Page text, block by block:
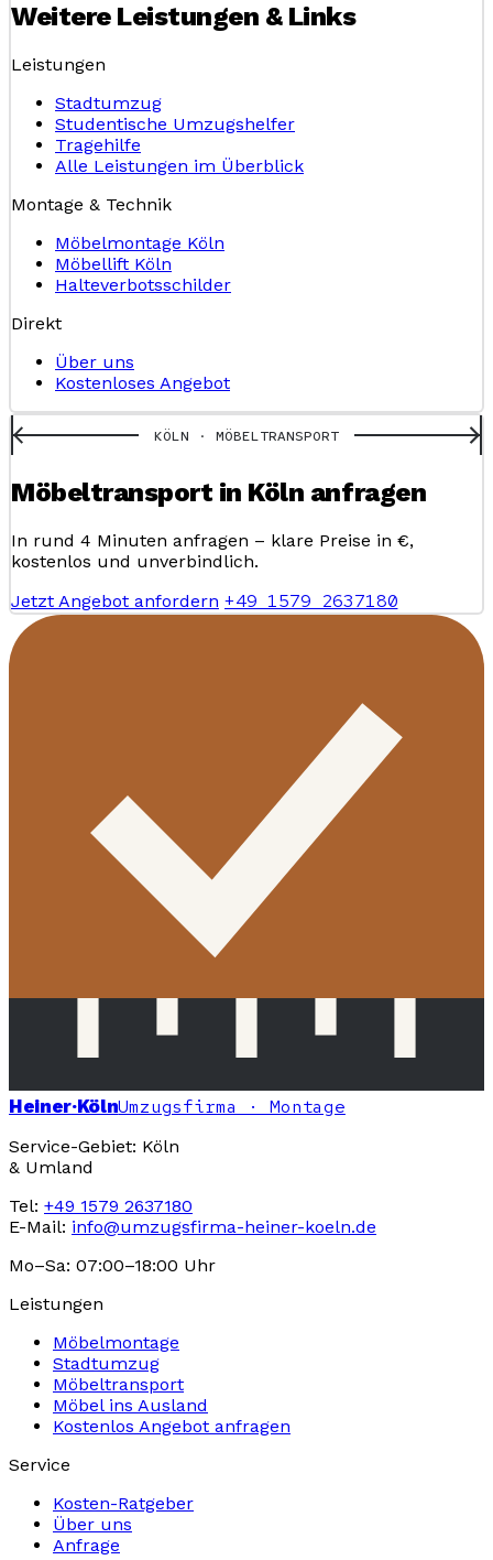
Weitere Leistungen & Links
Leistungen
Stadtumzug
Studentische Umzugshelfer
Tragehilfe
Alle Leistungen im Überblick
Montage & Technik
Möbelmontage Köln
Möbellift Köln
Halteverbotsschilder
Direkt
Über uns
Kostenloses Angebot
KÖLN · MÖBELTRANSPORT
Möbeltransport in Köln anfragen
In rund 4 Minuten anfragen – klare Preise in €,
kostenlos und unverbindlich.
Jetzt Angebot anfordern +49 1579 2637180
Heiner·KölnUmzugsfirma · Montage
Service-Gebiet: Köln
& Umland
Tel: +49 1579 2637180
E-Mail: info@umzugsfirma-heiner-koeln.de
Mo–Sa: 07:00–18:00 Uhr
Leistungen
Möbelmontage
Stadtumzug
Möbeltransport
Möbel ins Ausland
Kostenlos Angebot anfragen
Service
Kosten-Ratgeber
Über uns
Anfrage